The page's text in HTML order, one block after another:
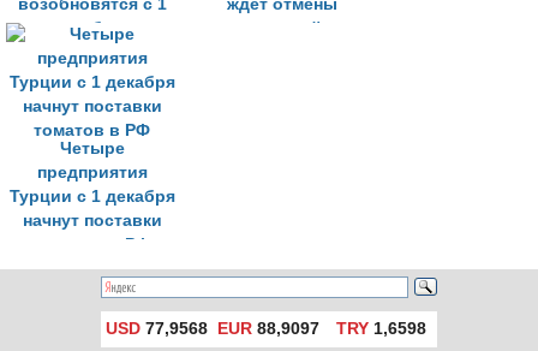
возобновятся с 1
ноября
ждёт отмены
усложнений на
Четыре
предприятия
Турции с 1 декабря
начнут поставки
томатов в РФ
USD 77,9568 EUR 88,9097 TRY1,6598